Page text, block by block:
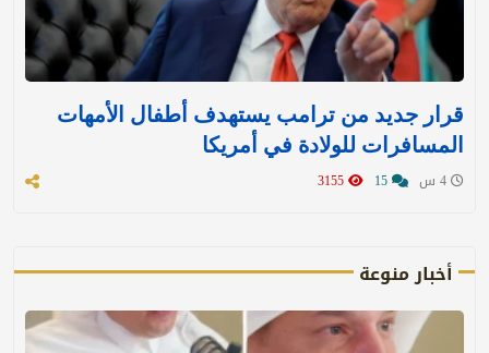
قرار جديد من ترامب يستهدف أطفال الأمهات
المسافرات للولادة في أمريكا
أخبار منوعة